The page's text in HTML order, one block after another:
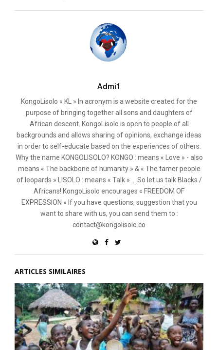
Admi1
KongoLisolo « KL » In acronym is a website created for the
purpose of bringing together all sons and daughters of
African descent. KongoLisolo is open to people of all
backgrounds and allows sharing of opinions, exchange ideas
in order to self-educate based on the experiences of others.
Why the name KONGOLISOLO? KONGO : means « Love » - also
means « The backbone of humanity » & « The tamer people
of leopards » LISOLO : means « Talk » ... So let us talk Blacks /
Africans! KongoLisolo encourages « FREEDOM OF
EXPRESSION » If you have questions, suggestion that you
want to share with us, you can send them to :
contact@kongolisolo.co
ARTICLES SIMILAIRES